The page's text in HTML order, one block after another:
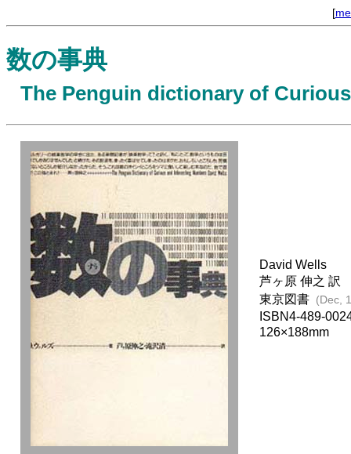
[
数の事典
The Penguin dictionary of
David Wells
芦ヶ原 伸之 訳
東京図書 (Dec,
ISBN4-489-
126×188mm